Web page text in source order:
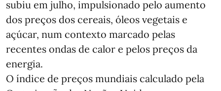
subiu em julho, impulsionado pelo aumento
dos preços dos cereais, óleos vegetais e
açúcar, num contexto marcado pelas
recentes ondas de calor e pelos preços da
energia.
O índice de preços mundiais calculado pela